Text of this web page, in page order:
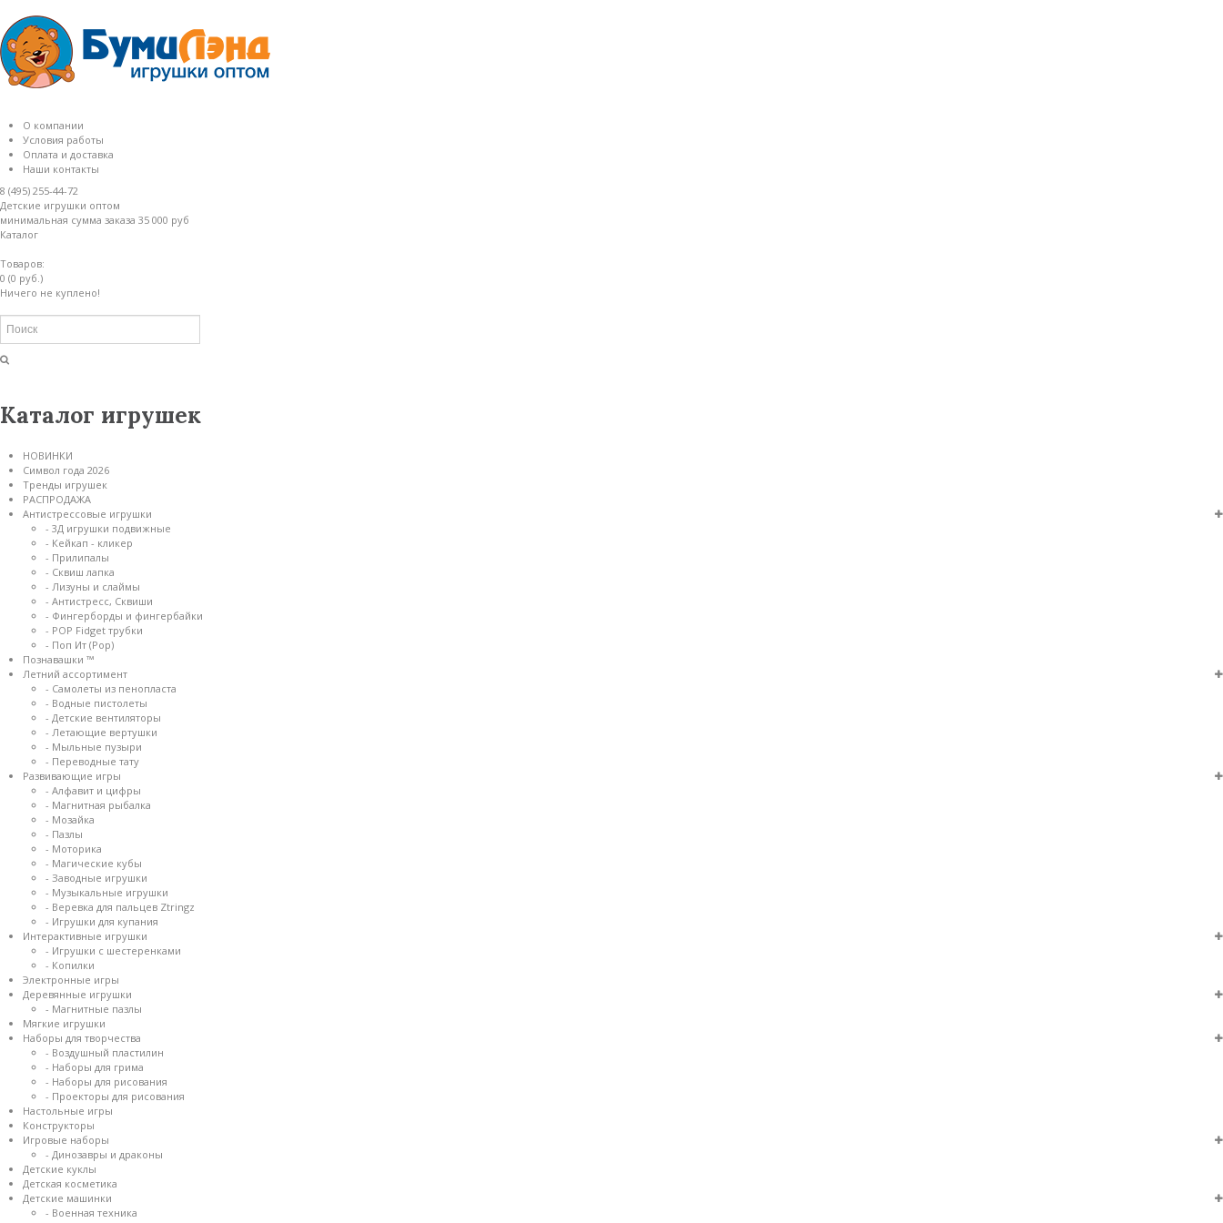
О компании
Условия работы
Оплата и доставка
Наши контакты
8 (495) 255-44-72
Детские игрушки оптом
минимальная сумма заказа 35 000 руб
Каталог
Товаров:
0 (0 руб.)
Ничего не куплено!
Каталог игрушек
НОВИНКИ
Символ года 2026
Тренды игрушек
РАСПРОДАЖА
Антистрессовые игрушки
- 3Д игрушки подвижные
- Кейкап - кликер
- Прилипалы
- Сквиш лапка
- Лизуны и слаймы
- Антистресс, Сквиши
- Фингерборды и фингербайки
- POP Fidget трубки
- Поп Ит (Pop)
Познавашки ™
Летний ассортимент
- Самолеты из пенопласта
- Водные пистолеты
- Детские вентиляторы
- Летающие вертушки
- Мыльные пузыри
- Переводные тату
Развивающие игры
- Алфавит и цифры
- Магнитная рыбалка
- Мозайка
- Пазлы
- Моторика
- Магические кубы
- Заводные игрушки
- Музыкальные игрушки
- Веревка для пальцев Ztringz
- Игрушки для купания
Интерактивные игрушки
- Игрушки с шестеренками
- Копилки
Электронные игры
Деревянные игрушки
- Магнитные пазлы
Мягкие игрушки
Наборы для творчества
- Воздушный пластилин
- Наборы для грима
- Наборы для рисования
- Проекторы для рисования
Настольные игры
Конструкторы
Игровые наборы
- Динозавры и драконы
Детские куклы
Детская косметика
Детские машинки
- Военная техника